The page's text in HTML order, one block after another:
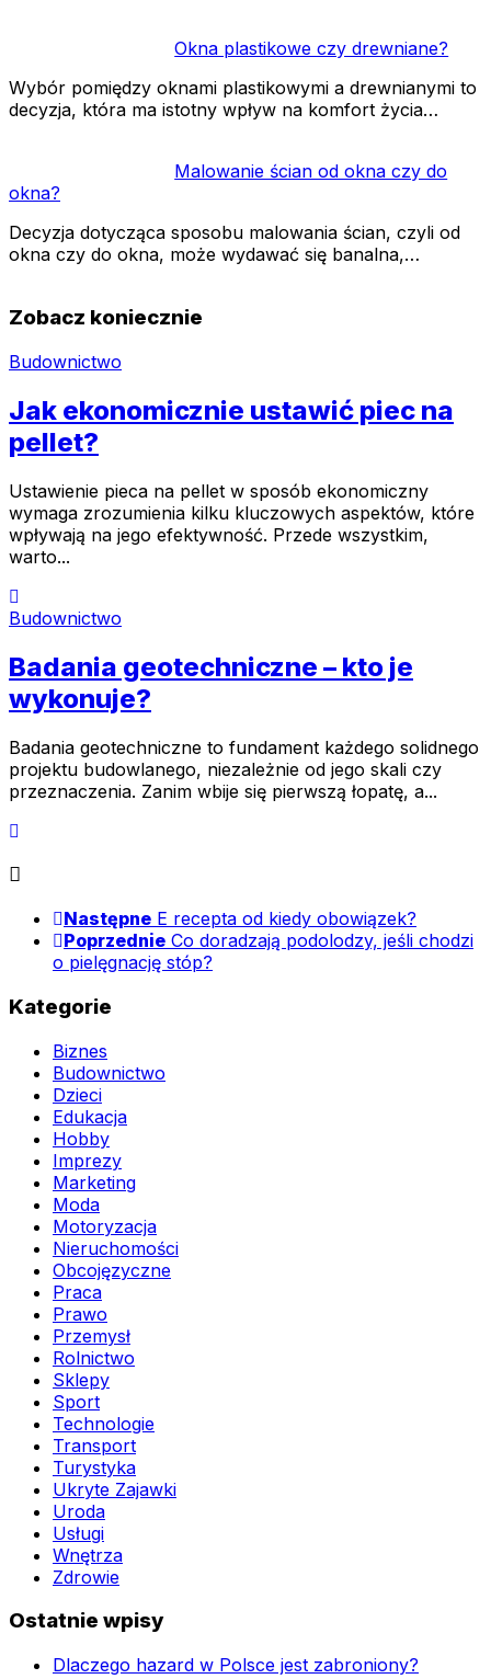
Okna plastikowe czy drewniane?
Wybór pomiędzy oknami plastikowymi a drewnianymi to
decyzja, która ma istotny wpływ na komfort życia…
Malowanie ścian od okna czy do
okna?
Decyzja dotycząca sposobu malowania ścian, czyli od
okna czy do okna, może wydawać się banalna,…
Zobacz koniecznie
Budownictwo
Jak ekonomicznie ustawić piec na
pellet?
Ustawienie pieca na pellet w sposób ekonomiczny
wymaga zrozumienia kilku kluczowych aspektów, które
wpływają na jego efektywność. Przede wszystkim,
warto...
Budownictwo
Badania geotechniczne – kto je
wykonuje?
Badania geotechniczne to fundament każdego solidnego
projektu budowlanego, niezależnie od jego skali czy
przeznaczenia. Zanim wbije się pierwszą łopatę, a...
Następne E recepta od kiedy obowiązek?
Poprzednie Co doradzają podolodzy, jeśli chodzi
o pielęgnację stóp?
Kategorie
Biznes
Budownictwo
Dzieci
Edukacja
Hobby
Imprezy
Marketing
Moda
Motoryzacja
Nieruchomości
Obcojęzyczne
Praca
Prawo
Przemysł
Rolnictwo
Sklepy
Sport
Technologie
Transport
Turystyka
Ukryte Zajawki
Uroda
Usługi
Wnętrza
Zdrowie
Ostatnie wpisy
Dlaczego hazard w Polsce jest zabroniony?